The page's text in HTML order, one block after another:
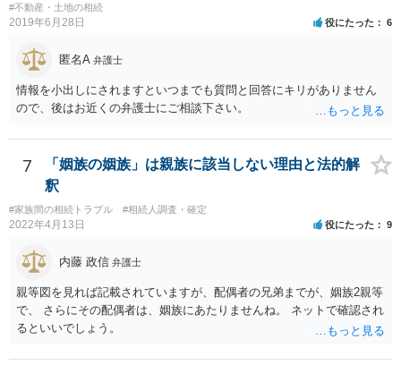
死亡し，二次相続が発生した」という前提に基づいて協議を進める必
要があります。 もちろん，Ｃの立場としては，ＡＢＣ間の遺産分割協
人は応じない姿勢を示していることから，実現は困難だと思います。
しどころ）としては，譲歩することを甘受しなければならないかもし
れません。
#不動産・土地の相続
2019年6月28日 役にたった 6
匿名A 弁護士
情報を小出しにされますといつまでも質問と回答にキリがありません
ので、後はお近くの弁護士にご相談下さい。
7
「姻族の姻族」は親族に該当しない理由と法的解
釈
#家族間の相続トラブル #相続人調査・確定
2022年4月13日 役にたった 9
内藤 政信 弁護士
親等図を見れば記載されていますが、配偶者の兄弟までが、姻族2親等
で、 さらにその配偶者は、姻族にあたりませんね。 ネットで確認され
るといいでしょう。